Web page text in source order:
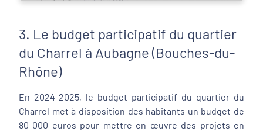
3. Le budget participatif du quartier
du Charrel à Aubagne (Bouches-du-
Rhône)
En 2024-2025, le budget participatif du quartier du
Charrel met à disposition des habitants un budget de
80 000 euros pour mettre en œuvre des projets en